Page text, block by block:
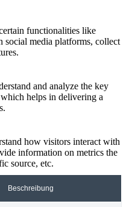
functionalities like
social media platforms, collect
and analyze the key
helps in delivering a
how visitors interact with
information on metrics the
source, etc.
Beschreibung